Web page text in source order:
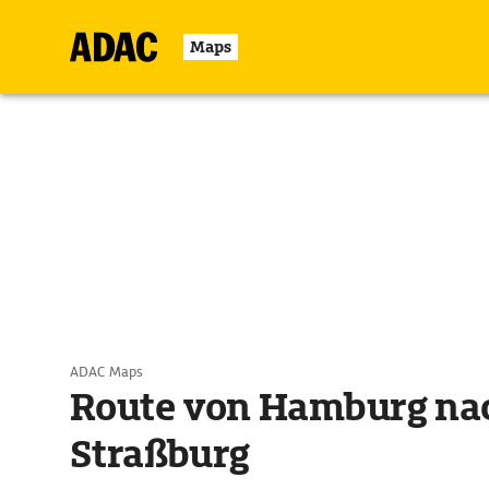
Maps
ADAC Maps
Route von Hamburg
Straßburg